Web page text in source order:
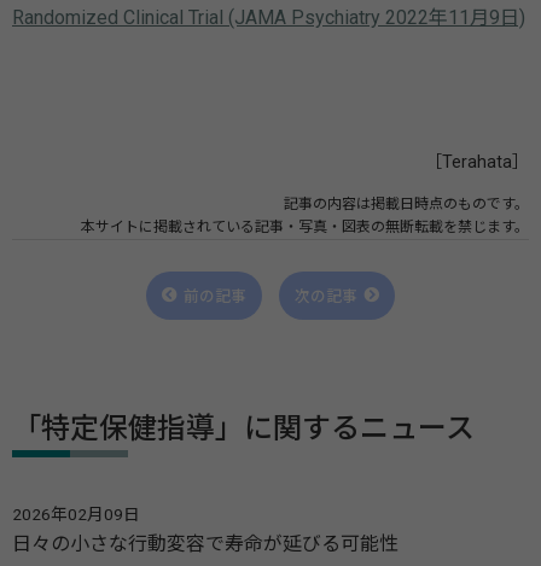
Randomized Clinical Trial (JAMA Psychiatry 2022年11月9日)
［Terahata］
記事の内容は掲載日時点のものです。
本サイトに掲載されている記事・写真・図表の無断転載を禁じます。
前の記事 次の記事
「特定保健指導」に関するニュース
2026年02月09日
日々の小さな行動変容で寿命が延びる可能性